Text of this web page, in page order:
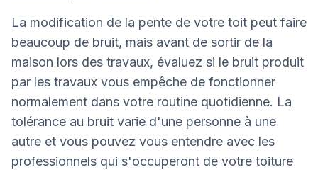
La modification de la pente de votre toit peut faire
beaucoup de bruit, mais avant de sortir de la
maison lors des travaux, évaluez si le bruit produit
par les travaux vous empêche de fonctionner
normalement dans votre routine quotidienne. La
tolérance au bruit varie d'une personne à une
autre et vous pouvez vous entendre avec les
professionnels qui s'occuperont de votre toiture